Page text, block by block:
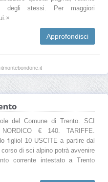
degli stessi. Per maggiori
Approfondisci
del Comune di Trento. SCI
€ 140. TARIFFE.
figlio! 10 USCITE a partire dal
di sci alpino potrà avvenire
corrente intestato a Trento